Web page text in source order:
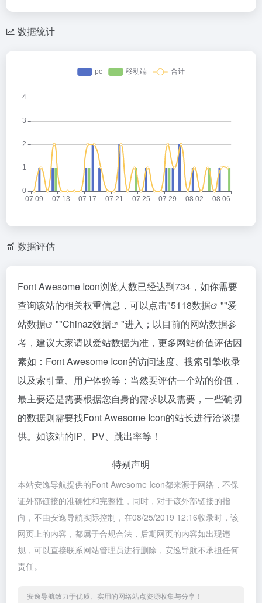
数据统计
数据评估
Font Awesome Icon浏览人数已经达到734，如你需要
查询该站的相关权重信息，可以点击"5118数据 ""爱
站数据
""Chinaz数据
"进入；以目前的网站数据参
考，建议大家请以爱站数据为准，更多网站价值评估因
素如：Font Awesome Icon的访问速度、搜索引擎收录
以及索引量、用户体验等；当然要评估一个站的价值，
最主要还是需要根据您自身的需求以及需要，一些确切
的数据则需要找Font Awesome Icon的站长进行洽谈提
供。如该站的IP、PV、跳出率等！
特别声明
本站安逸导航提供的Font Awesome Icon都来源于网络，不保
证外部链接的准确性和完整性，同时，对于该外部链接的指
向，不由安逸导航实际控制，在08/25/2019 12:16收录时，该
网页上的内容，都属于合规合法，后期网页的内容如出现违
规，可以直接联系网站管理员进行删除，安逸导航不承担任何
责任。
安逸导航致力于优质、实用的网络站点资源收集与分享！